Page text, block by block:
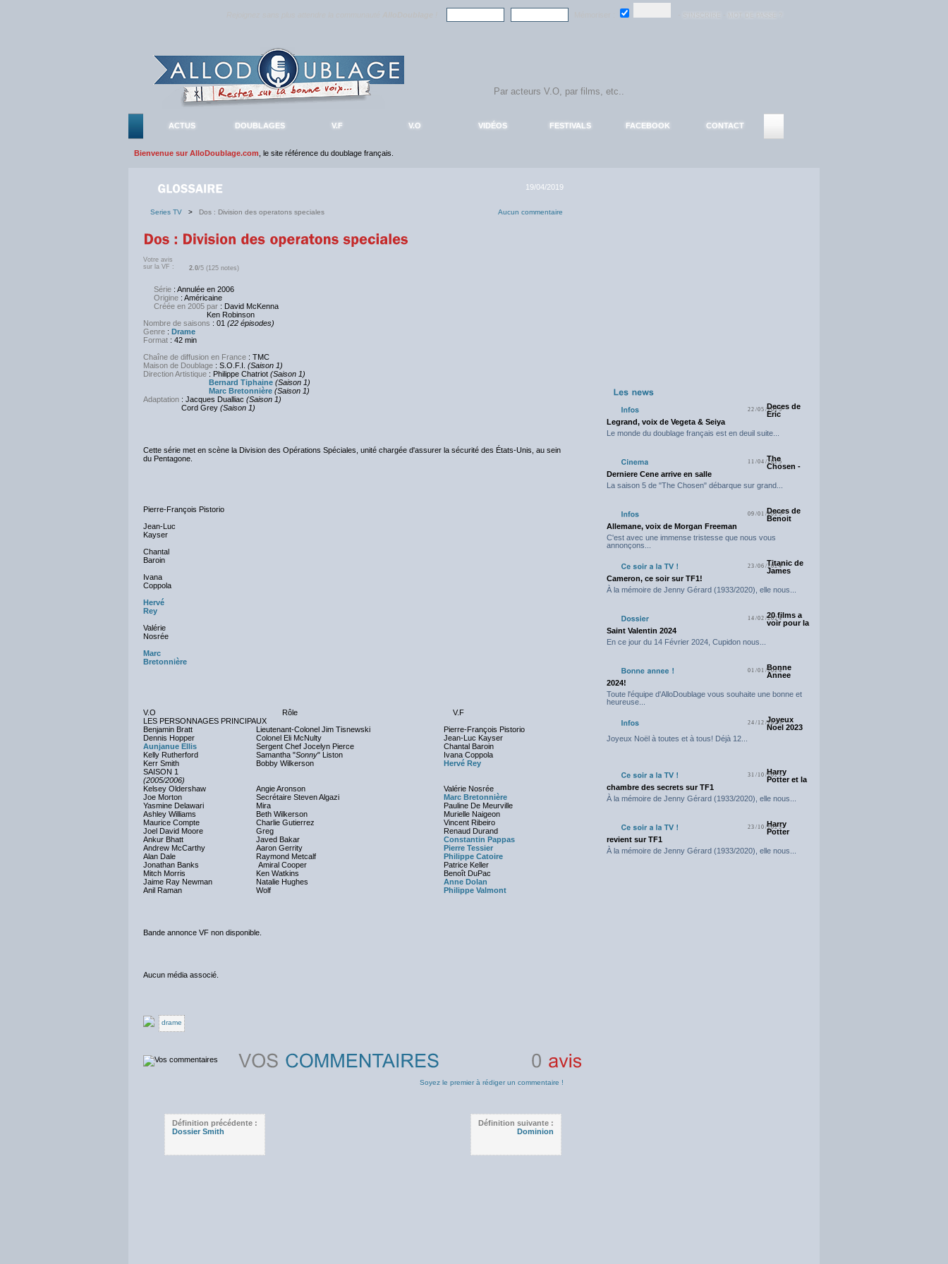
ACTUS DOUBLAGES V.F V.O VIDÉOS FESTIVALS FACEBOOK CONTACT
Bienvenue sur AlloDoublage.com , le site référence du doublage français.
19/04/2019
Series TV > Dos : Division des operatons speciales Aucun commentaire
Votre avis
sur la VF :
2.0/5 (125 notes)
Série : Annulée en 2006
Origine : Américaine
Créée en 2005 par : David McKenna
Ken Robinson
Nombre de saisons : 01 (22 épisodes)
Genre : Drame
Format : 42 min
Chaîne de diffusion en France : TMC
Maison de Doublage : S.O.F.I. (Saison 1)
Direction Artistique : Philippe Chatriot (Saison 1)
Bernard Tiphaine (Saison 1)
Marc Bretonnière (Saison 1)
Adaptation : Jacques Dualliac (Saison 1)
Cord Grey (Saison 1)
Cette série met en scène la Division des Opérations Spéciales, unité chargée d'assurer la sécurité des États-Unis, au sein
du Pentagone.
Pierre-François Pistorio
Jean-Luc
Kayser
Chantal
Baroin
Ivana
Coppola
Hervé
Rey
Valérie
Nosrée
Marc
Bretonnière
V.O Rôle
V.F
LES PERSONNAGES PRINCIPAUX
Benjamin Bratt
Lieutenant-Colonel Jim Tisnewski
Pierre-François Pistorio
Dennis Hopper
Colonel Eli McNulty
Jean-Luc Kayser
Aunjanue Ellis
Sergent Chef Jocelyn Pierce
Chantal Baroin
Kelly Rutherford
Samantha "Sonny" Liston
Ivana Coppola
Kerr Smith
Bobby Wilkerson
Hervé Rey
SAISON 1
(2005/2006)
Kelsey Oldershaw
Angie Aronson
Valérie Nosrée
Joe Morton
Secrétaire Steven Algazi
Marc Bretonnière
Yasmine Delawari
Mira
Pauline De Meurville
Ashley Williams
Beth Wilkerson
Murielle Naigeon
Maurice Compte
Charlie Gutierrez
Vincent Ribeiro
Joel David Moore
Greg
Renaud Durand
Ankur Bhatt
Javed Bakar
Constantin Pappas
Andrew McCarthy
Aaron Gerrity
Pierre Tessier
Alan Dale
Raymond Metcalf
Philippe Catoire
Jonathan Banks
Amiral Cooper
Patrice Keller
Mitch Morris
Ken Watkins
Benoît DuPac
Jaime Ray Newman
Natalie Hughes
Anne Dolan
Anil Raman
Wolf Philippe Valmont
Bande annonce VF non disponible.
Aucun média associé.
drame
Soyez le premier à rédiger un commentaire !
Définition précédente :
Dossier Smith
Définition suivante :
Dominion
22/05/2025Deces de
Eric
Legrand, voix de Vegeta & Seiya
Le monde du doublage français est en deuil suite...
11/04/2025
The
Chosen -
Derniere Cene arrive en salle
La saison 5 de "The Chosen" débarque sur grand...
09/01/2025Deces de
Benoit
Allemane, voix de Morgan Freeman
C'est avec une immense tristesse que nous vous
annonçons...
23/06/2024Titanic de
James
Cameron, ce soir sur TF1!
À la mémoire de Jenny Gérard (1933/2020), elle nous...
14/02/202420 films a
voir pour la
Saint Valentin 2024
En ce jour du 14 Février 2024, Cupidon nous...
01/01/2024
Bonne
Annee
2024!
Toute l'équipe d'AlloDoublage vous souhaite une bonne et
heureuse...
24/12/2023
Joyeux
Noel 2023
Joyeux Noël à toutes et à tous! Déjà 12...
31/10/2023
Harry
Potter et la
chambre des secrets sur TF1
À la mémoire de Jenny Gérard (1933/2020), elle nous...
23/10/2023
Harry
Potter
revient sur TF1
À la mémoire de Jenny Gérard (1933/2020), elle nous...